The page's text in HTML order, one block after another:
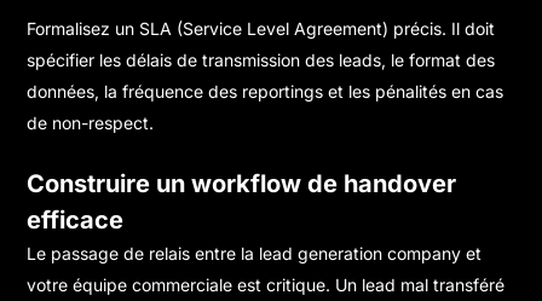
Formalisez un SLA (Service Level Agreement) précis. Il doit
spécifier les délais de transmission des leads, le format des
données, la fréquence des reportings et les pénalités en cas
de non-respect.
Construire un workflow de handover
efficace
Le passage de relais entre la lead generation company et
votre équipe commerciale est critique. Un lead mal transféré